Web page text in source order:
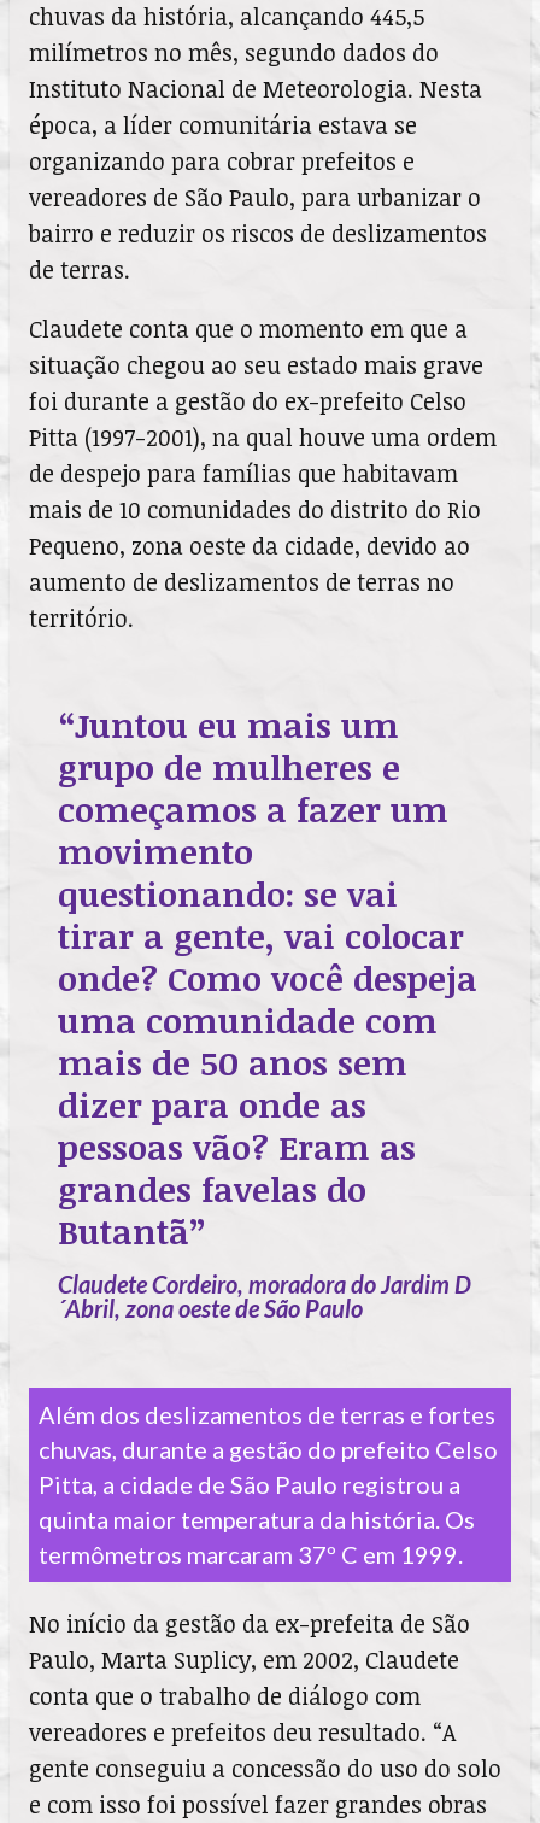
chuvas da história, alcançando 445,5
milímetros no mês, segundo dados do
Instituto Nacional de Meteorologia. Nesta
época, a líder comunitária estava se
organizando para cobrar prefeitos e
vereadores de São Paulo, para urbanizar o
bairro e reduzir os riscos de deslizamentos
de terras.
Claudete conta que o momento em que a
situação chegou ao seu estado mais grave
foi durante a gestão do ex-prefeito Celso
Pitta (1997-2001), na qual houve uma ordem
de despejo para famílias que habitavam
mais de 10 comunidades do distrito do Rio
Pequeno, zona oeste da cidade, devido ao
aumento de deslizamentos de terras no
território.
“Juntou eu mais um
grupo de mulheres e
começamos a fazer um
movimento
questionando: se vai
tirar a gente, vai colocar
onde? Como você despeja
uma comunidade com
mais de 50 anos sem
dizer para onde as
pessoas vão? Eram as
grandes favelas do
Butantã”
Claudete Cordeiro, moradora do Jardim D
´Abril, zona oeste de São Paulo
Além dos deslizamentos de terras e fortes
chuvas, durante a gestão do prefeito Celso
Pitta, a cidade de São Paulo registrou a
quinta maior temperatura da história. Os
termômetros marcaram 37º C em 1999.
No início da gestão da ex-prefeita de São
Paulo, Marta Suplicy, em 2002, Claudete
conta que o trabalho de diálogo com
vereadores e prefeitos deu resultado. “A
gente conseguiu a concessão do uso do solo
e com isso foi possível fazer grandes obras